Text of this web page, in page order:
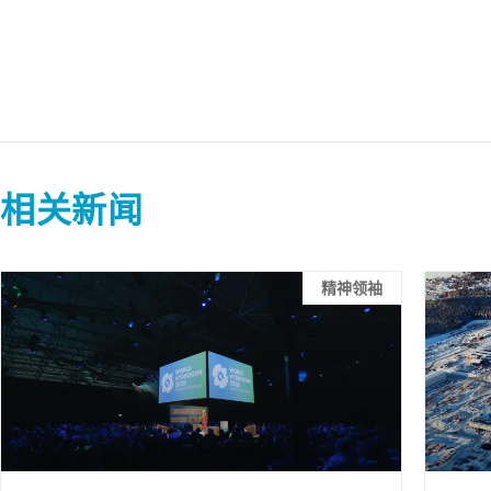
相关新闻
精神领袖